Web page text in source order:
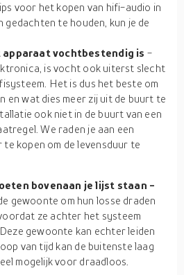
voor het kopen van hifi-audio in
te houden, kun je de
vochtbestendig is -
is vocht ook uiterst slecht
Het is dus het beste om
en wat dies meer zij uit de buurt te
ook niet in de buurt van een
We raden je aan een
kopen om de levensduur te
bovenaan je lijst staan -
gewoonte om hun losse draden
ze achter het systeem
gewoonte kan echter leiden
van tijd kan de buitenste laag
mogelijk voor draadloos.